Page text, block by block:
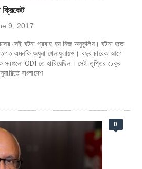
9, 2017
সেই ঘটনা প্রবাহ হয় নিজ অনুকূলিয়। ঘটনা হতে
এমনকি অধুনা খেলাধুলায়ও। বছর চারেক আগে
সবগুলো ODI তে হারিয়েছিল। সেই তৃপ্তির ঢেকুর
বাংলাদেশ
0